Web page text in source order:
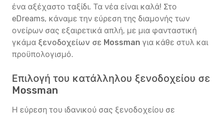
ένα αξέχαστο ταξίδι. Τα νέα είναι καλά! Στο
eDreams, κάναμε την εύρεση της διαμονής των
ονείρων σας εξαιρετικά απλή, με μια φανταστική
γκάμα ξενοδοχείων σε Mossman για κάθε στυλ και
προϋπολογισμό.
Επιλογή του κατάλληλου ξενοδοχείου σε
Mossman
Η εύρεση του ιδανικού σας ξενοδοχείου σε